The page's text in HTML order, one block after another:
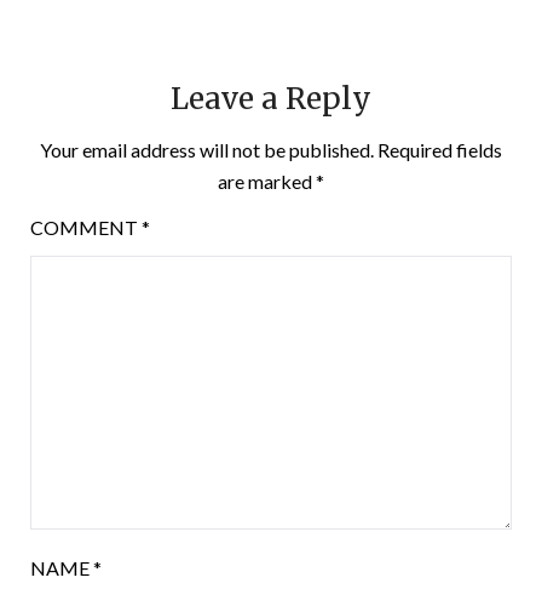
Leave a Reply
Your email address will not be published. Required fields
are marked*
COMMENT *
NAME*